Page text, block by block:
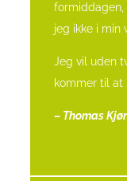
jeg ikke i min
Jeg vil uden
kommer til at
– Thomas